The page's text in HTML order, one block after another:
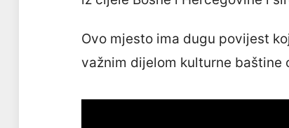
Ovo mjesto ima dugu povijest
važnim dijelom kulturne baštine